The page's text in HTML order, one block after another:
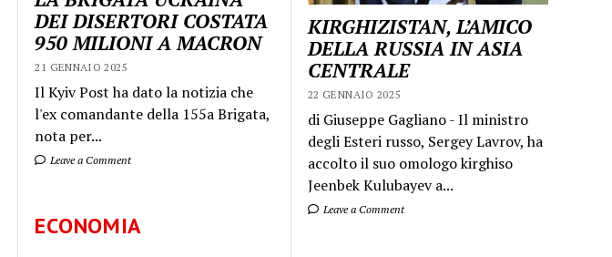
KIRGHIZISTAN, L’AMICO
DELLA RUSSIA IN ASIA
CENTRALE
22 GENNAIO 2025
di Giuseppe Gagliano - Il ministro
degli Esteri russo, Sergey Lavrov, ha
accolto il suo omologo kirghiso
Jeenbek Kulubayev a...
Leave a Comment
DEI DISERTORI COSTATA
950 MILIONI A MACRON
21 GENNAIO 2025
Il Kyiv Post ha dato la notizia che
l'ex comandante della 155a Brigata,
nota per...
Leave a Comment
ECONOMIA